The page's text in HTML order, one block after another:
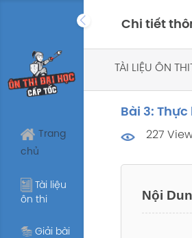
Trang
chủ
Tài liệu
ôn thi
Giải bài
Chi tiết
TÀI LIỆU ÔN THI
Bài 3:
227